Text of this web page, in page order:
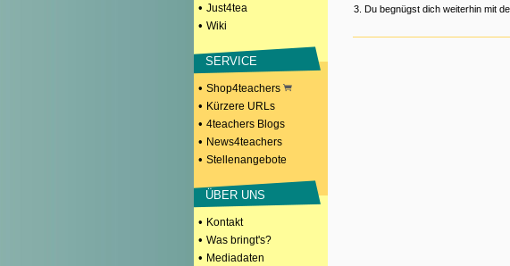
• Just4tea
• Wiki
SERVICE
• Shop4teachers
• Kürzere URLs
• 4teachers Blogs
• News4teachers
• Stellenangebote
ÜBER UNS
• Kontakt
• Was bringt's?
• Mediadaten
3. Du begnügst dich weiterhin mit